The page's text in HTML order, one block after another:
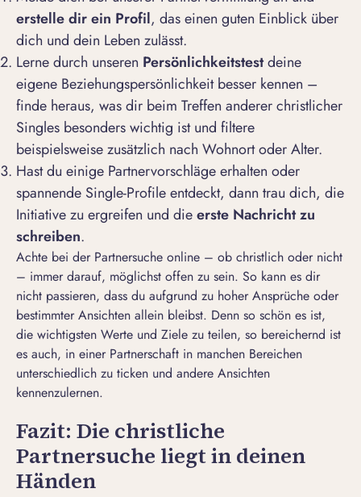
erstelle dir ein Profil, das einen guten Einblick über
dich und dein Leben zulässt.
Lerne durch unseren Persönlichkeitstestdeine
eigene Beziehungspersönlichkeit besser kennen –
finde heraus, was dir beim Treffen anderer christlicher
Singles besonders wichtig ist und filtere
beispielsweise zusätzlich nach Wohnort oder Alter.
Hast du einige Partnervorschläge erhalten oder
spannende Single-Profile entdeckt, dann trau dich, die
Initiative zu ergreifen und dieerste Nachricht zu
schreiben.
Achte bei der Partnersuche online – ob christlich oder nicht
– immer darauf, möglichst offen zu sein. So kann es dir
nicht passieren, dass du aufgrund zu hoher Ansprüche oder
bestimmter Ansichten allein bleibst. Denn so schön es ist,
die wichtigsten Werte und Ziele zu teilen, so bereichernd ist
es auch, in einer Partnerschaft in manchen Bereichen
unterschiedlich zu ticken und andere Ansichten
kennenzulernen.
Fazit: Die christliche
Partnersuche liegt in deinen
Händen